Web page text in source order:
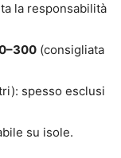
la responsabilità
(consigliata
spesso esclusi
su isole.